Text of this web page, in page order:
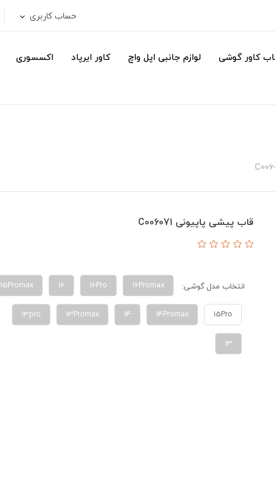
حساب کاربری
کاور گوشی لوازم جانبی اپل واچ کاور ایرپاد اکسسوری
قاب پیشی پاپیونی C006071
انتخاب مدل گوشی: 16Promax
16Pro
16
15Promax
15Pro
14Promax
14
13Promax
13pro
13